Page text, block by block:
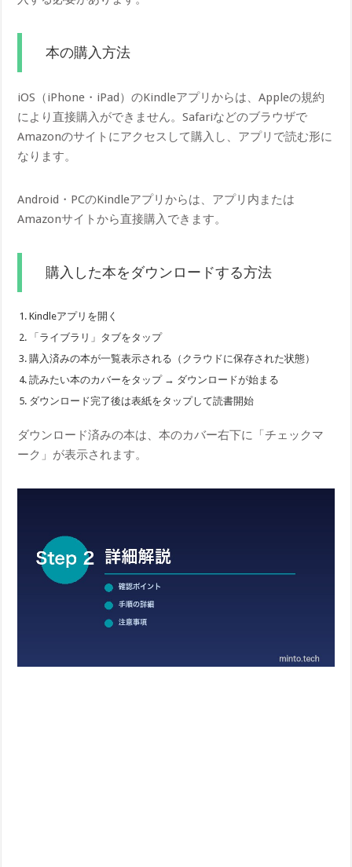
本の購入方法
iOS（iPhone・iPad）のKindleアプリからは、Appleの規約
により直接購入ができません。Safariなどのブラウザで
Amazonのサイトにアクセスして購入し、アプリで読む形に
なります。
Android・PCのKindleアプリからは、アプリ内または
Amazonサイトから直接購入できます。
購入した本をダウンロードする方法
Kindleアプリを開く
「ライブラリ」タブをタップ
購入済みの本が一覧表示される（クラウドに保存された状態）
読みたい本のカバーをタップ → ダウンロードが始まる
ダウンロード完了後は表紙をタップして読書開始
ダウンロード済みの本は、本のカバー右下に「チェックマ
ーク」が表示されます。